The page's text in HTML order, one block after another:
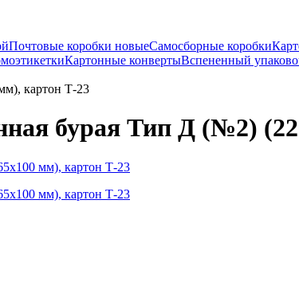
Почтовые коробки новыеСамосборные коробки
Картонные конвертыВспененный
картон Т-23
бурая Тип Д (№2)